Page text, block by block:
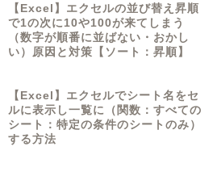
【Excel】エクセルの並び替え昇順
で1の次に10や100が来てしまう
（数字が順番に並ばない・おかし
い）原因と対策【ソート：昇順】
【Excel】エクセルでシート名をセ
ルに表示し一覧に（関数：すべての
シート：特定の条件のシートのみ）
する方法